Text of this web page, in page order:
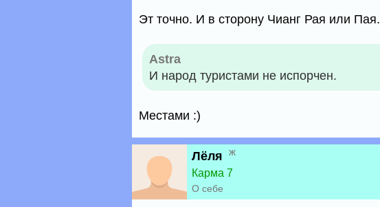
Эт точно. И в сторону Чианг Рая или Пая.
Astra
И народ туристами не испорчен.
Местами :)
Лёля ж
Карма 7
О себе